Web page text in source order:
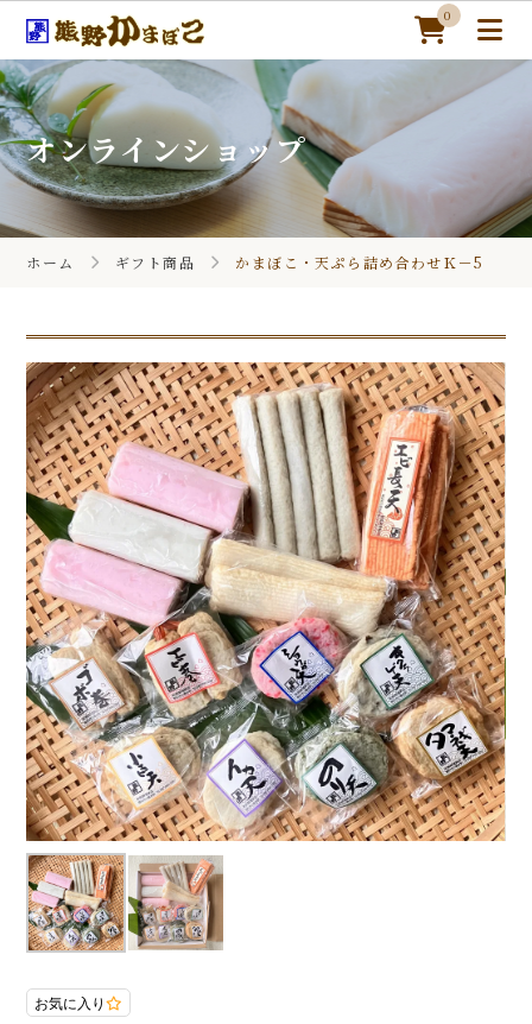
0
ホーム
季節のギフト
かまぼこレシピ
カートを見る
マイページ
会員登録
ログイン
お問合せ
店舗・工場紹介
熊野かまぼこの取り組み
お知らせ一覧
オンラインショップ
ホーム ギフト商品 かまぼこ・天ぷら詰め合わせＫ－5
お気に入り